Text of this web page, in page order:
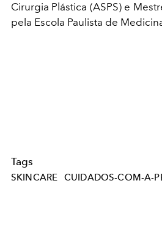
Cirurgia Plástica (ASPS) e
pela Escola Paulista de
Tags
SKINCARE CUIDADOS-COM-A-